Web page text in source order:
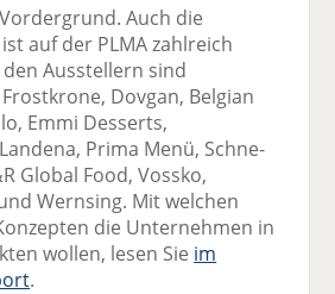
Auch die
auf der PLMA zahlreich
Ausstellern sind
Dovgan, Belgian
Emmi Desserts,
Prima Menü, Schne-
Global Food, Vossko,
Wernsing. Mit welchen
die Unternehmen in
wollen, lesen Sie im
.